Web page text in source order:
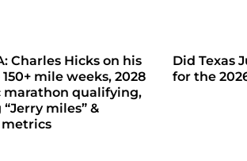
Charles Hicks on his
mile weeks, 2028
marathon qualifying,
miles” &
Did Texas
for the